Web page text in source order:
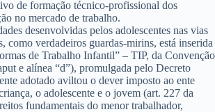
de formação técnico-profissional dos
no mercado de trabalho.
desenvolvidas pelos adolescentes nas vias
como verdadeiros guardas-mirins, está inserida
de Trabalho Infantil” – TIP, da Convenção
e alínea “d”), promulgada pelo Decreto
adotado aviltou o dever imposto ao ente
o adolescente e o jovem (art. 227 da
fundamentais do menor trabalhador,